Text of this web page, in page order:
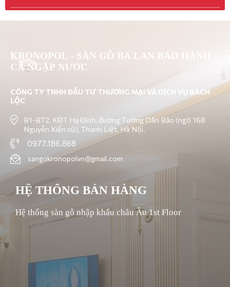
KRONOPOL - SÀN GỖ BA LAN BẢO HÀNH
CẢ NGẬP NƯỚC
CÔNG TY TNHH ĐẦU TƯ THƯƠNG MẠI VÀ DỊCH VỤ BÁCH
LỘC
B1-BT2, KĐT Hạ Đình, đường Tưởng Dân Bảo (ngõ 168
Nguyễn Xiển cũ), Thanh Liệt, Hà Nội.
0977.186.868
sangokronopolvn@gmail.com
HỆ THỐNG BÁN HÀNG
Hệ thống sàn gỗ nhập khẩu châu Âu 1st Floor